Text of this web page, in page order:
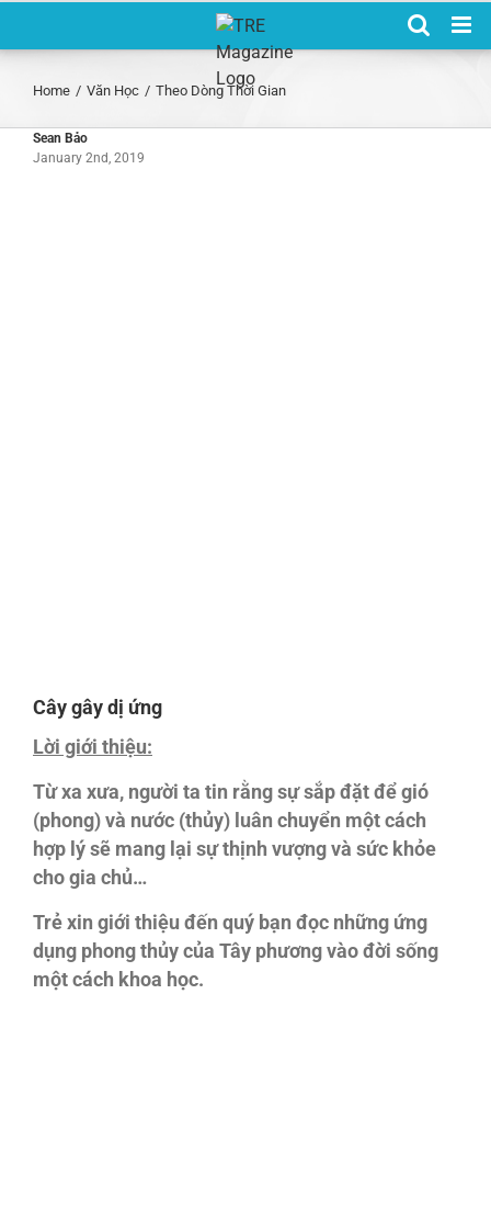
Home / Văn Học / Theo Dòng Thời Gian
Sean Bảo
January 2nd, 2019
Cây gây dị ứng
Lời giới thiệu:
Từ xa xưa, người ta tin rằng sự sắp đặt để gió
(phong) và nước (thủy) luân chuyển một cách
hợp lý sẽ mang lại sự thịnh vượng và sức khỏe
cho gia chủ…
Trẻ xin giới thiệu đến quý bạn đọc những ứng
dụng phong thủy của Tây phương vào đời sống
một cách khoa học.